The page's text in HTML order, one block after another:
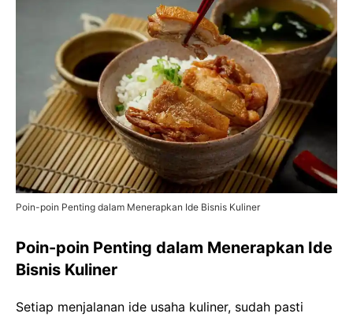
Poin-poin Penting dalam Menerapkan Ide Bisnis Kuliner
Poin-poin Penting dalam Menerapkan Ide
Bisnis Kuliner
Setiap menjalanan ide usaha kuliner, sudah pasti